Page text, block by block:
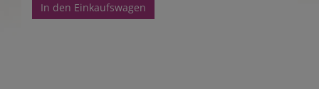
In den Einkaufswagen